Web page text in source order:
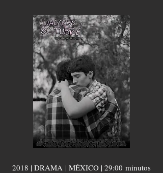
2018 | DRAMA | MÉXICO | 29:00 minutos